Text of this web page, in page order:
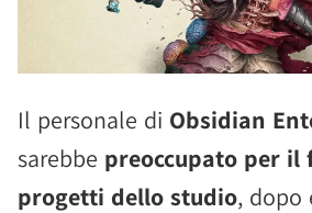
Il personale di Obsidian
sarebbe preoccupato per il
progetti dello studio, dopo